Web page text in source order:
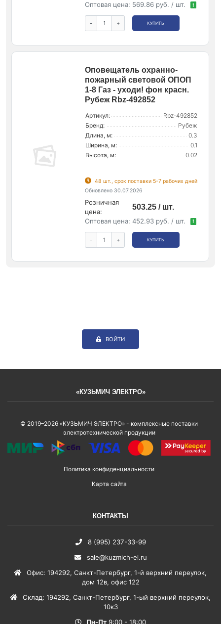
Оптовая цена: 569.86 руб. / шт. !
- + КУПИТЬ
Оповещатель охранно-
пожарный световой ОПОП
1-8 Газ - уходи! фон красн.
Рубеж Rbz-492852
Артикул:
Rbz-492852
Бренд:
Рубеж
Длина, м:
0.3
Ширина, м:
0.1
Высота, м:
0.02
48 шт., срок поставки 5-7 рабочих дней
Обновлено 30.07.2026
Розничная
цена:
503.25 / шт.
Оптовая цена: 452.93 руб. / шт. !
- + КУПИТЬ
ВОЙТИ
«КУЗЬМИЧ ЭЛЕКТРО»
© 2019–2026 «КУЗЬМИЧ ЭЛЕКТРО» - комплексные поставки
электротехнической продукции
Политика конфиденциальности
Карта сайта
КОНТАКТЫ
8 (995) 237-33-99
sale@kuzmich-el.ru
Офис: 194292, Санкт-Петербург, 1-й верхний переулок,
дом 12в, офис 122
Склад: 194292, Санкт-Петербург, 1-ый верхний переулок,
10к3
Пн-Пт 9:00 - 18:00